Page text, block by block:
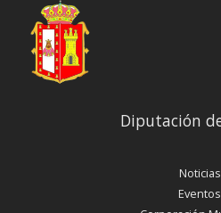
Diputación
Noticias
Eventos